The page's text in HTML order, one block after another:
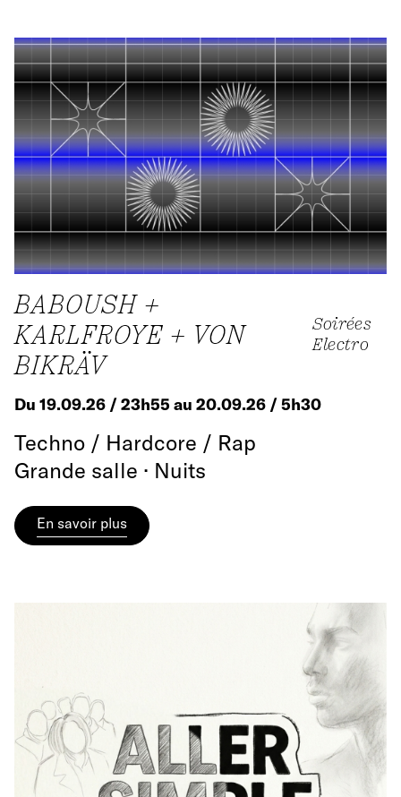
BABOUSH +
KARLFROYE + VON
BIKRÄV
Soirées
Electro
Du 19.09.26 / 23h55 au 20.09.26 / 5h30
Techno / Hardcore / Rap
Grande salle · Nuits
En savoir plus